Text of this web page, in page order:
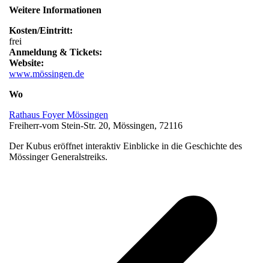
Weitere Informationen
Kosten/Eintritt:
frei
Anmeldung & Tickets:
Website:
www.mössingen.de
Wo
Rathaus Foyer Mössingen
Freiherr-vom Stein-Str. 20, Mössingen, 72116
Der Kubus eröffnet interaktiv Einblicke in die Geschichte des
Mössinger Generalstreiks.